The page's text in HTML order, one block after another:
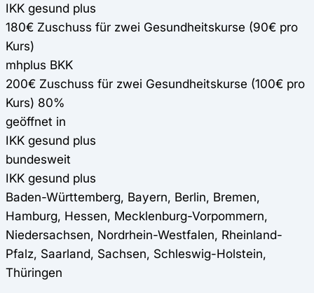
IKK gesund plus
180€ Zuschuss für zwei Gesundheitskurse (90€ pro
Kurs)
mhplus BKK
200€ Zuschuss für zwei Gesundheitskurse (100€ pro
Kurs) 80%
geöffnet in
IKK gesund plus
bundesweit
IKK gesund plus
Baden-Württemberg, Bayern, Berlin, Bremen,
Hamburg, Hessen, Mecklenburg-Vorpommern,
Niedersachsen, Nordrhein-Westfalen, Rheinland-
Pfalz, Saarland, Sachsen, Schleswig-Holstein,
Thüringen